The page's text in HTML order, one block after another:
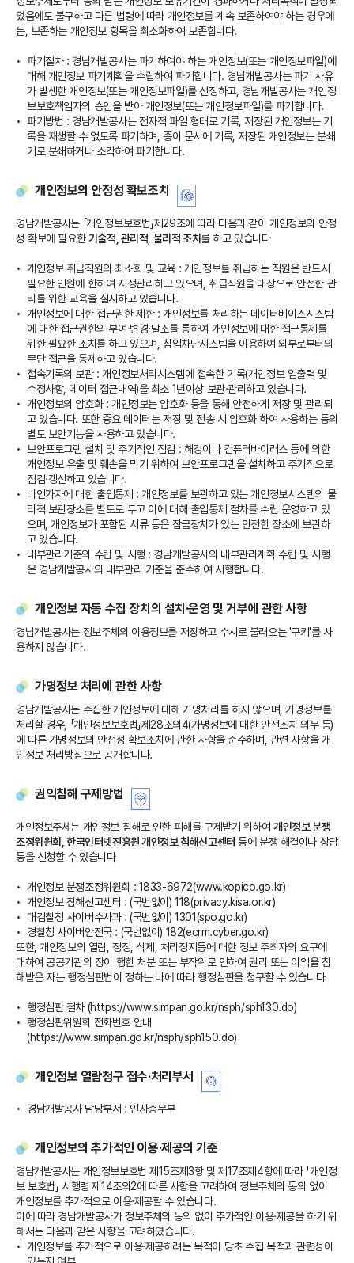
었음에도 불구하고 다른 법령에 따라 개인정보를 계속 보존하여야 하는 경우에
는, 보존하는 개인정보 항목을 최소화하여 보존합니다.
파기절차 : 경남개발공사는 파기하여야 하는 개인정보(또는 개인정보파일)에
대해 개인정보 파기계획을 수립하여 파기합니다. 경남개발공사는 파기 사유
가 발생한 개인정보(또는 개인정보파일)를 선정하고, 경남개발공사는 개인정
보보호책임자의 승인을 받아 개인정보(또는 개인정보파일)를 파기합니다.
파기방법 : 경남개발공사는 전자적 파일 형태로 기록, 저장된 개인정보는 기
록을 재생할 수 없도록 파기하며, 종이 문서에 기록, 저장된 개인정보는 분쇄
기로 분쇄하거나 소각하여 파기합니다.
개인정보의 안정성 확보조치
경남개발공사는 「개인정보보호법」제29조에 따라 다음과 같이 개인정보의 안정
성 확보에 필요한기술적, 관리적, 물리적 조치 를 하고 있습니다
개인정보 취급직원의 최소화 및 교육 : 개인정보를 취급하는 직원은 반드시
필요한 인원에 한하여 지정관리하고 있으며, 취급직원을 대상으로 안전한 관
리를 위한 교육을 실시하고 있습니다.
개인정보에 대한 접근권한 제한 : 개인정보를 처리하는 데이터베이스시스템
에 대한 접근권한의 부여·변경·말소를 통하여 개인정보에 대한 접근통제를
위한 필요한 조치를 하고 있으며, 침입차단시스템을 이용하여 외부로부터의
무단 접근을 통제하고 있습니다.
접속기록의 보관 : 개인정보처리시스템에 접속한 기록(개인정보 입출력 및
수정사항, 데이터 접근내역)을 최소 1년이상 보관·관리하고 있습니다.
개인정보의 암호화 : 개인정보는 암호화 등을 통해 안전하게 저장 및 관리되
고 있습니다. 또한 중요 데이터는 저장 및 전송 시 암호화 하여 사용하는 등의
별도 보안기능을 사용하고 있습니다.
보안프로그램 설치 및 주기적인 점검 : 해킹이나 컴퓨터바이러스 등에 의한
개인정보 유출 및 훼손을 막기 위하여 보안프로그램을 설치하고 주기적으로
점검·갱신하고 있습니다.
비인가자에 대한 출입통제 : 개인정보를 보관하고 있는 개인정보시스템의 물
리적 보관장소를 별도로 두고 이에 대해 출입통제 절차를 수립 운영하고 있
으며, 개인정보가 포함된 서류 등은 잠금장치가 있는 안전한 장소에 보관하
고 있습니다.
내부관리기준의 수립 및 시행 : 경남개발공사의 내부관리계획 수립 및 시행
은 경남개발공사의 내부관리 기준을 준수하여 시행합니다.
개인정보 자동 수집 장치의 설치·운영 및 거부에 관한 사항
경남개발공사는 정보주체의 이용정보를 저장하고 수시로 불러오는 '쿠키'를 사
용하지 않습니다.
가명정보 처리에 관한 사항
경남개발공사는 수집한 개인정보에 대해 가명처리를 하지 않으며, 가명정보를
처리할 경우, 「개인정보보호법」제28조의4(가명정보에 대한 안전조치 의무 등)
에 따른 가명정보의 안전성 확보조치에 관한 사항을 준수하며, 관련 사항을 개
인정보 처리방침으로 공개합니다.
권익침해 구제방법
개인정보주체는 개인정보 침해로 인한 피해를 구제받기 위하여개인정보 분쟁
조정위원회, 한국인터넷진흥원 개인정보 침해신고센터 등에 분쟁 해결이나 상담
등을 신청할 수 있습니다
개인정보 분쟁조정위원회 : 1833-6972(www.kopico.go.kr)
개인정보 침해신고센터 : (국번없이) 118(privacy.kisa.or.kr)
대검찰청 사이버수사과 : (국번없이) 1301(spo.go.kr)
경찰청 사이버안전국 : (국번없이) 182(ecrm.cyber.go.kr)
또한, 개인정보의 열람, 정정, 삭제, 처리정지등에 대한 정보 주최자의 요구에
대하여 공공기관의 장이 행한 처분 또는 부작위로 인하여 권리 또는 이익을 침
해받은 자는 행정심판법이 정하는 바에 따라 행정심판을 청구할 수 있습니다
행정심판 절차 (https://www.simpan.go.kr/nsph/sph130.do)
행정심판위원회 전화번호 안내
(https://www.simpan.go.kr/nsph/sph150.do)
개인정보 열람청구 접수·처리부서
경남개발공사 담당부서 : 인사총무부
개인정보의 추가적인 이용·제공의 기준
경남개발공사는 개인정보보호법 제15조제3항 및 제17조제4항에 따라 「개인정
보 보호법」 시행령 제14조의2에 따른 사항을 고려하여 정보주체의 동의 없이
개인정보를 추가적으로 이용·제공할 수 있습니다.
이에 따라 경남개발공사가 정보주체의 동의 없이 추가적인 이용·제공을 하기 위
해서는 다음과 같은 사항을 고려하였습니다.
개인정보를 추가적으로 이용·제공하려는 목적이 당초 수집 목적과 관련성이